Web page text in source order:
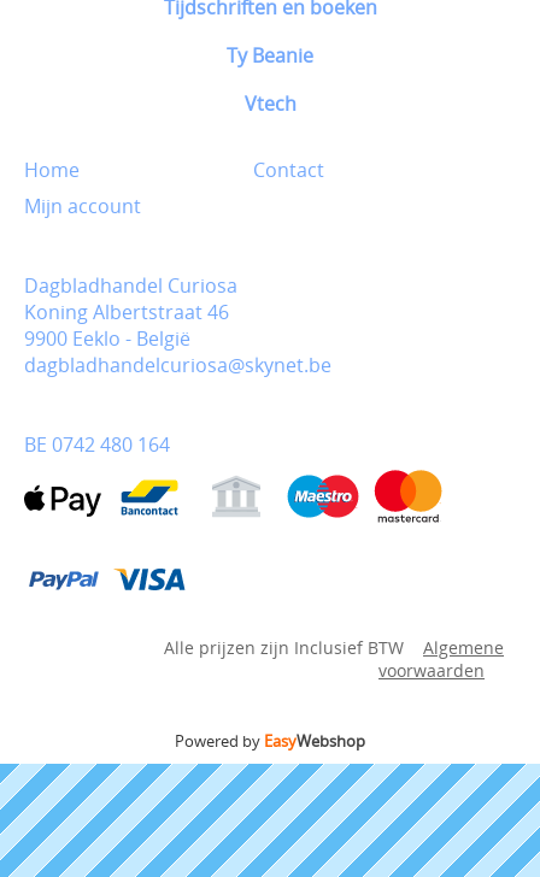
Tijdschriften en boeken
Ty Beanie
Vtech
Home
Contact
Mijn account
Dagbladhandel Curiosa
Koning Albertstraat 46
9900 Eeklo - België
dagbladhandelcuriosa@skynet.be
BE 0742 480 164
Alle prijzen zijn Inclusief BTW
Algemene
voorwaarden
Powered by EasyWebshop